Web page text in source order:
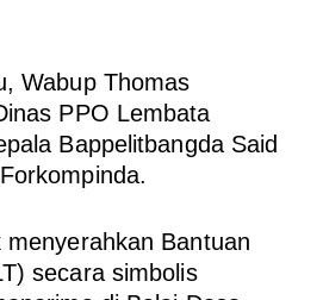
Wabup Thomas
PPO Lembata
Bappelitbangda Said
Bantuan
secara simbolis